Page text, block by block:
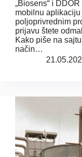
„Biosens“ i
mobilnu aplikaciju
poljoprivrednim
prijavu štete
Kako piše na
način…